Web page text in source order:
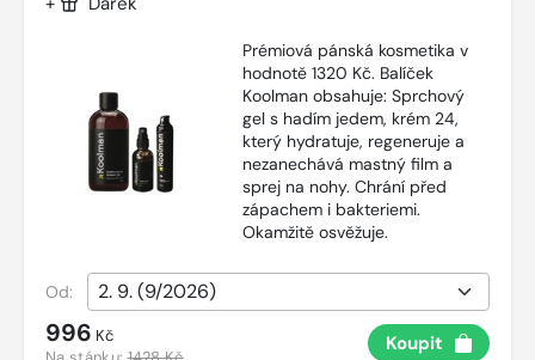
Prémiová pánská kosmetika v
hodnotě 1320 Kč. Balíček
Koolman obsahuje: Sprchový
gel s hadím jedem, krém 24,
který hydratuje, regeneruje a
nezanechává mastný film a
sprej na nohy. Chrání před
zápachem i bakteriemi.
Okamžitě osvěžuje.
Od:
996 Kč
Koupit